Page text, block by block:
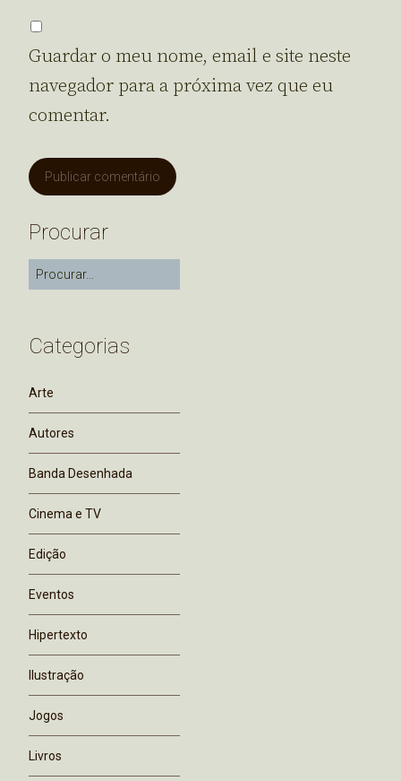
Guardar o meu nome, email e site neste
navegador para a próxima vez que eu
comentar.
Procurar
Categorias
Arte
Autores
Banda Desenhada
Cinema e TV
Edição
Eventos
Hipertexto
Ilustração
Jogos
Livros